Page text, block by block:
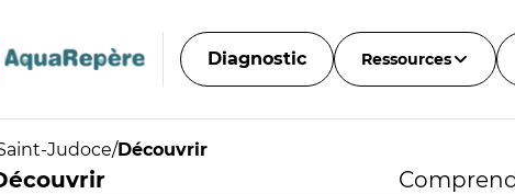
Diagnostic Ressources
Judoce/Découvrir